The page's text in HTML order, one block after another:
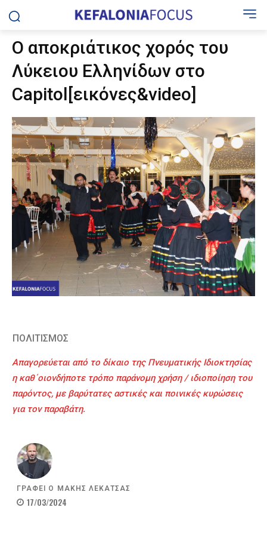
Ο αποκριάτικος χορός του
Λύκειου Ελληνίδων στο
Capitol[εικόνες&video]
ΠΟΛΙΤΙΣΜΟΣ
Απαγορεύεται από το δίκαιο της Πνευματικής Ιδιοκτησίας
η καθ΄οιονδήποτε τρόπο παράνομη χρήση / ιδιοποίηση του
παρόντος, με βαρύτατες αστικές και ποινικές κυρώσεις
για τον παραβάτη.
ΓΡΑΦΕΙ Ο ΜΑΚΗΣ ΛΕΚΑΤΣΑΣ
17/03/2024